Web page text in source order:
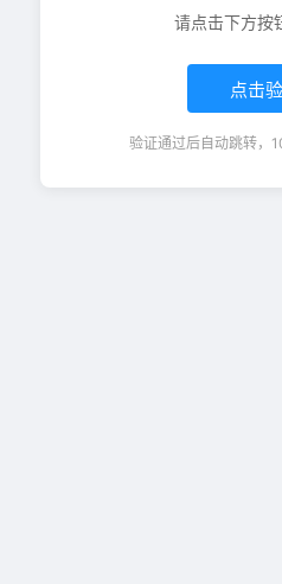
请点击下方按
点击
验证通过后自动跳转，